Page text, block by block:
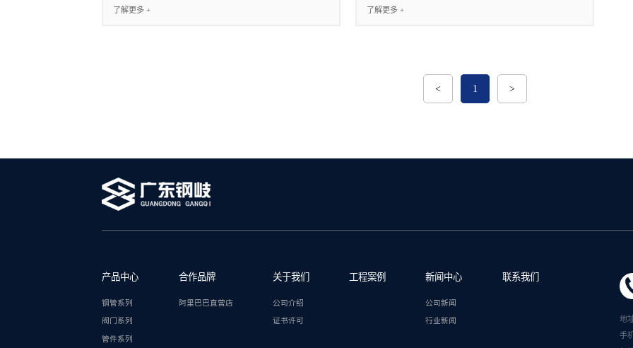
了解更多 + 了解更多 +
< 1 >
产品中心
钢管系列
阀门系列
管件系列
合作品牌
阿里巴巴直营店
关于我们
公司介绍
证书许可
工程案例 新闻中心
公司新闻
行业新闻
联系我们
地
手